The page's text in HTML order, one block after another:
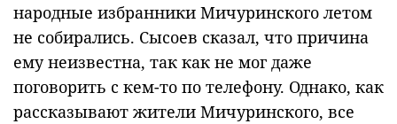
народные избранники Мичуринского летом
не собирались. Сысоев сказал, что причина
ему неизвестна, так как не мог даже
поговорить с кем-то по телефону. Однако, как
рассказывают жители Мичуринского, все